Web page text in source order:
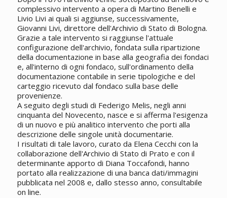
complessivo intervento a opera di Martino Benelli e
Livio Livi ai quali si aggiunse, successivamente,
Giovanni Livi, direttore dell'Archivio di Stato di Bologna.
Grazie a tale intervento si raggiunse l'attuale
configurazione dell'archivio, fondata sulla ripartizione
della documentazione in base alla geografia dei fondaci
e, all'interno di ogni fondaco, sull'ordinamento della
documentazione contabile in serie tipologiche e del
carteggio ricevuto dal fondaco sulla base delle
provenienze.
A seguito degli studi di Federigo Melis, negli anni
cinquanta del Novecento, nasce e si afferma l'esigenza
di un nuovo e più analitico intervento che porti alla
descrizione delle singole unità documentarie.
I risultati di tale lavoro, curato da Elena Cecchi con la
collaborazione dell'Archivio di Stato di Prato e con il
determinante apporto di Diana Toccafondi, hanno
portato alla realizzazione di una banca dati/immagini
pubblicata nel 2008 e, dallo stesso anno, consultabile
on line.